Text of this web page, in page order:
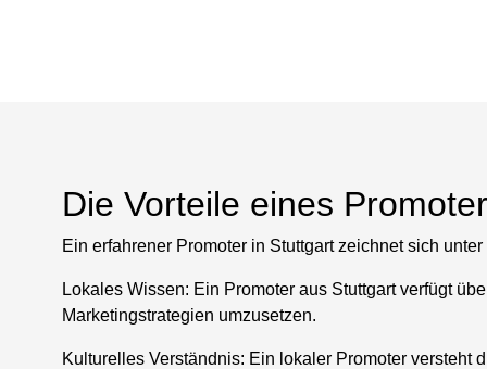
Die Vorteile eines
Ein erfahrener Promoter in Stuttgart zeichnet sich
Lokales Wissen: Ein Promoter aus Stuttgart verfügt
Marketingstrategien umzusetzen.
Kulturelles Verständnis: Ein lokaler Promoter versteht